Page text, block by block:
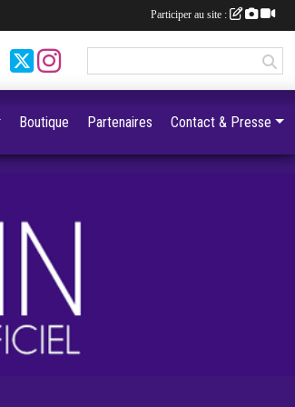
Boutique Partenaires Contact & Presse
Participer au site :